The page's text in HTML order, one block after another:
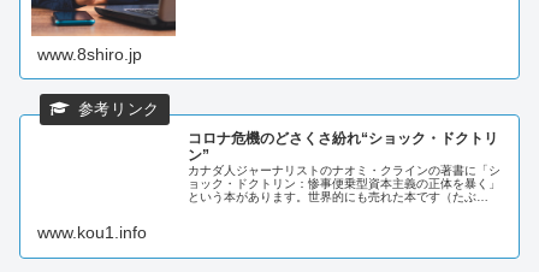
www.8shiro.jp
コロナ危機のどさくさ紛れ“ショック・ドクトリ
ン”
カナダ人ジャーナリストのナオミ・クラインの著書に「シ
ョック・ドクトリン：惨事便乗型資本主義の正体を暴く」
という本があります。世界的にも売れた本です（たぶ
www.kou1.info